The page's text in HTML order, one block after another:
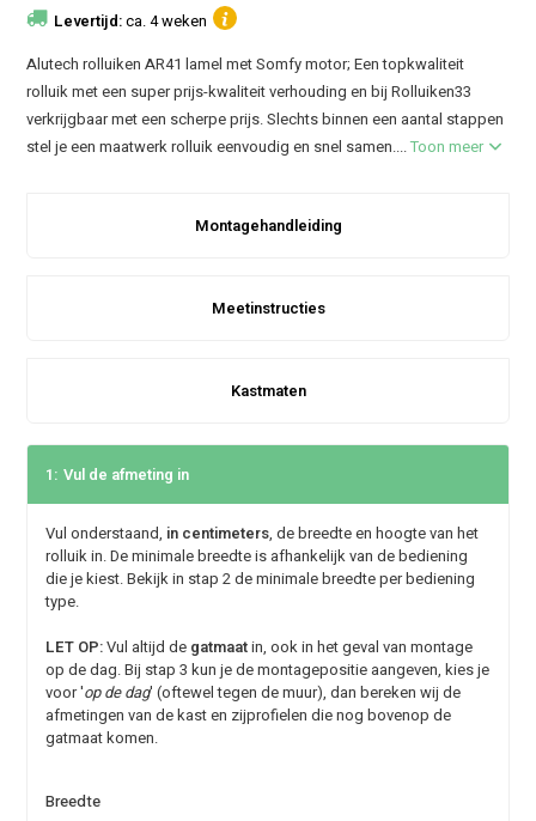
Levertijd:ca. 4 weken
Alutech rolluiken AR41 lamel met Somfy motor; Een topkwaliteit
rolluik met een super prijs-kwaliteit verhouding en bij Rolluiken33
verkrijgbaar met een scherpe prijs. Slechts binnen een aantal stappen
stel je een maatwerk rolluik eenvoudig en snel samen....Toon meer
Montagehandleiding
Meetinstructies
Kastmaten
1: Vul de afmeting in
Vul onderstaand, in centimeters, de breedte en hoogte van het
rolluik in. De minimale breedte is afhankelijk van de bediening
die je kiest. Bekijk in stap 2 de minimale breedte per bediening
type.
LET OP:Vul altijd de gatmaatin, ook in het geval van montage
op de dag. Bij stap 3 kun je de montagepositie aangeven, kies je
voor 'op de dag' (oftewel tegen de muur), dan bereken wij de
afmetingen van de kast en zijprofielen die nog bovenop de
gatmaat komen.
Breedte